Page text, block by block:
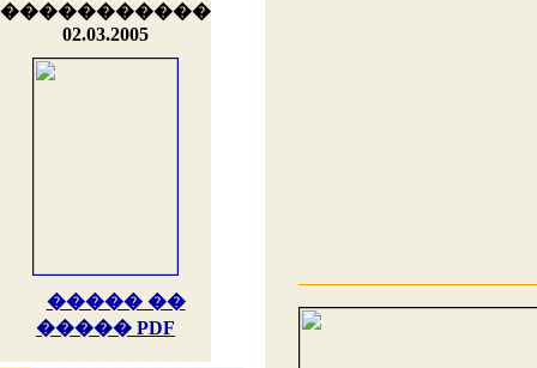
�����������
02.03.2005
����� ��
����� PDF